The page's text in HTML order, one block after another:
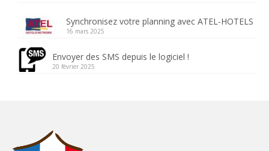
Synchronisez votre planning avec ATEL-HOTELS
16 mars 2025
Envoyer des SMS depuis le logiciel !
20 février 2025